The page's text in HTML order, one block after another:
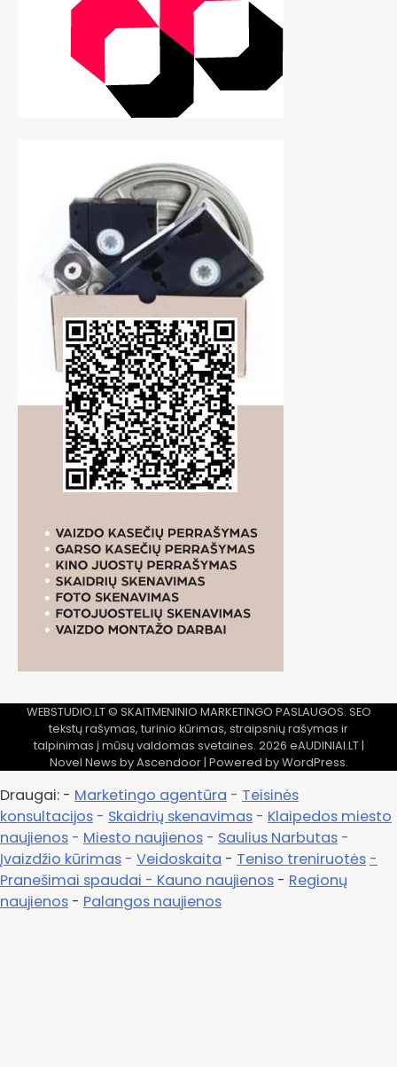
WEBSTUDIO.LT© SKAITMENINIO MARKETINGO PASLAUGOS. SEO
tekstų rašymas, turinio kūrimas, straipsnių rašymas ir
talpinimas į mūsų valdomas svetaines. 2026 eAUDINIAI.LT|
Novel News byAscendoor| Powered byWordPress.
Draugai: - Marketingo agentūra - Teisinės
konsultacijos - Skaidrių skenavimas - Klaipedos miesto
naujienos - Miesto naujienos - Saulius Narbutas -
Įvaizdžio kūrimas - Veidoskaita - Teniso treniruotės -
Pranešimai spaudai - Kauno naujienos - Regionų
naujienos - Palangos naujienos